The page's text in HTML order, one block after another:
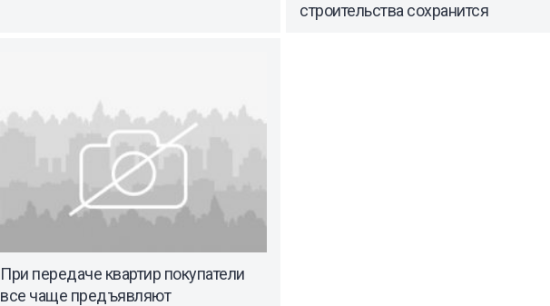
строительства сохранится
При передаче квартир покупатели
все чаще предъявляют